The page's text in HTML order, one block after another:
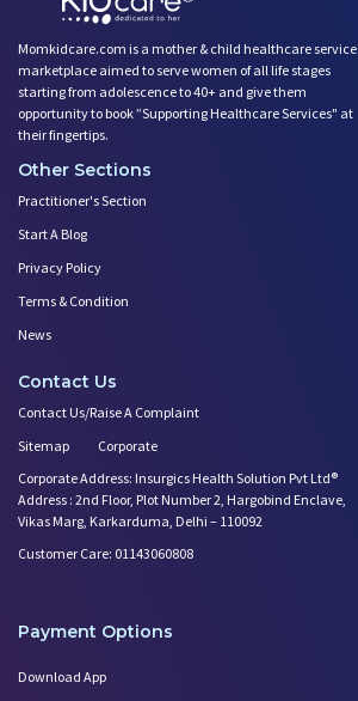
Momkidcare.com is a mother & child healthcare service
marketplace aimed to serve women of all life stages
starting from adolescence to 40+ and give them
opportunity to book ”Supporting Healthcare Services" at
their fingertips.
Other Sections
Practitioner's Section
Start A Blog
Privacy Policy
Terms & Condition
News
Contact Us
Contact Us/Raise A Complaint
Sitemap
Corporate
Corporate Address: Insurgics Health Solution Pvt Ltd®
Address : 2nd Floor, Plot Number 2, Hargobind Enclave,
Vikas Marg, Karkarduma, Delhi – 110092
Customer Care: 01143060808
Payment Options
Download App